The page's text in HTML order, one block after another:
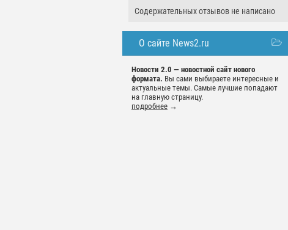
Содержательных отзывов не написано
О сайте News2.ru
Новости 2.0 — новостной сайт нового
формата. Вы сами выбираете интересные и
актуальные темы. Самые лучшие попадают
на главную страницу.
подробнее →